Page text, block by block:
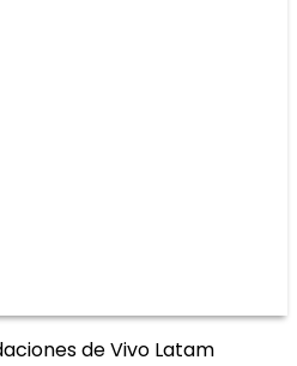
de Vivo Latam